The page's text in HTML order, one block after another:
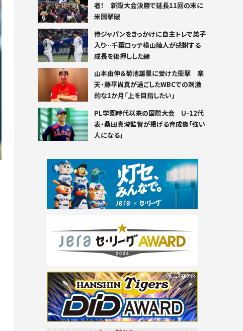
者！ 新設大会決勝で延長11回の末に
米国撃破
侍ジャパンをきっかけに自主トレで弟子
入り…千葉ロッテ横山陸人が感謝する
成長を後押しした縁
山本由伸＆菊池雄星に受けた衝撃 楽
天・藤平尚真が過ごしたWBCでの刺激
的な1か月「上を目指したい」
PL学園時代以来の国際大会 U-12代
表・桑田真澄監督が掲げる育成像「強い
人になる」